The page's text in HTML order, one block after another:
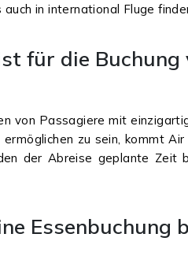
in international Fluge
für die
von Passagiere mit
zu sein, kommt
der Abreise geplante Zeit
Essenbuchung